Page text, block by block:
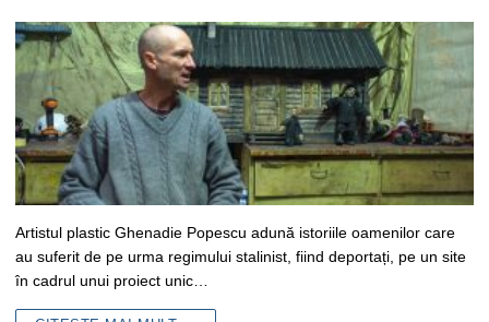
Artistul plastic Ghenadie Popescu adună istoriile oamenilor care
au suferit de pe urma regimului stalinist, fiind deportați, pe un site
în cadrul unui proiect unic…